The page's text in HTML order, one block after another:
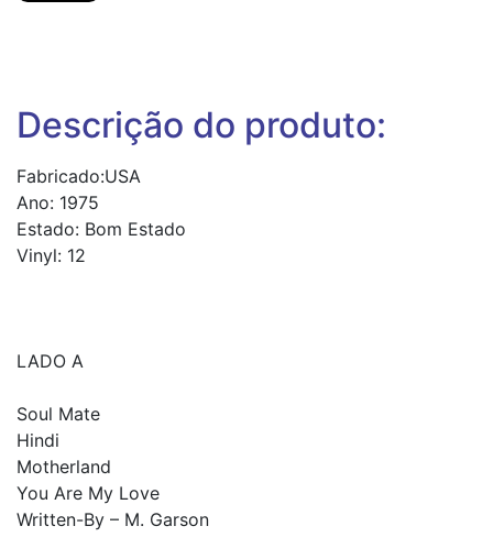
Descrição do produto:
Fabricado:USA
Ano: 1975
Estado: Bom Estado
Vinyl: 12
LADO A
Soul Mate
Hindi
Motherland
You Are My Love
Written-By – M. Garson